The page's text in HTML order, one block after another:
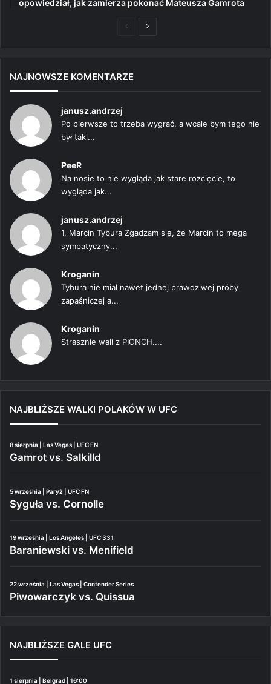
opowiedział, jak zamierza pokonać Mateusza Gamrota
PoprzedniaNastępna
NAJNOWSZE KOMENTARZE
janusz.andrzej
Po pierwsze to trzeba wygrać, a wcale bym tego nie
był taki...
PeeR
Na nosie to nie wygląda jak stare rozcięcie, to
wygląda jak...
janusz.andrzej
1. Marcin Tybura Zgadzam się, że Marcin to mega
sympatyczny...
Kroganin
Tybura nie miał nawet jednej prawdziwej próby
zapaśniczej a...
Kroganin
Strasznie wali z PIONCH....
NAJBLIŻSZE WALKI POLAKÓW W UFC
8 sierpnia | Las Vegas | UFC FN
Gamrot vs. Salkilld
5 września | Paryż | UFC FN
Syguła vs. Cornolle
19 września | Los Angeles | UFC 331
Baraniewski vs. Menifield
22 września | Las Vegas | Contender Series
Piwowarczyk vs. Quissua
NAJBLIŻSZE GALE UFC
1 sierpnia | Belgrad | 16:00